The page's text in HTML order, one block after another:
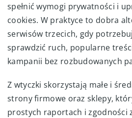
spełnić wymogi prywatności i
cookies. W praktyce to dobra
serwisów trzecich, gdy
sprawdzić ruch, popularne
kampanii bez rozbudowanych
Z wtyczki skorzystają małe i
strony firmowe oraz sklepy,
prostych raportach i zgodności